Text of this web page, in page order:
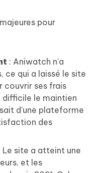
pour
: Aniwatch n’a
ce qui a laissé le site
couvrir ses frais
difficile le maintien
d'une plateforme
des
Le site a atteint une
et les